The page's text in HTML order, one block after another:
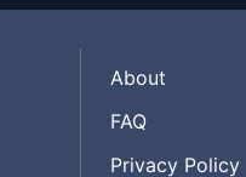
Oct 3, 2018
Oct 3, 2018
About
FAQ
Privacy Policy